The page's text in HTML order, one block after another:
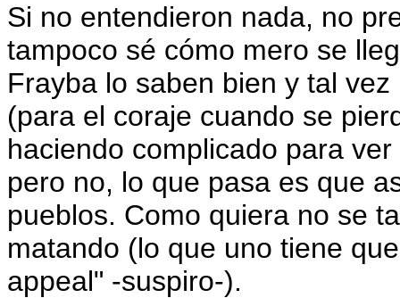
Si no entendieron nada, no
tampoco sé cómo mero se
Frayba lo saben bien y tal
(para el coraje cuando se
haciendo complicado para
pero no, lo que pasa es que
pueblos. Como quiera no se
matando (lo que uno tiene
appeal" -suspiro-).